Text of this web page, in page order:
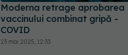
Moderna retrage aprobarea
vaccinului combinat gripă -
COVID
23 mai 2025, 12:33